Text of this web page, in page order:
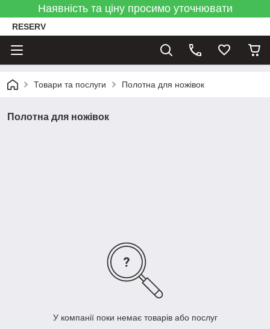
Наявність та ціну просимо уточнювати
RESERV
Товари та послуги Полотна для ножівок
Полотна для ножівок
У компанії поки немає товарів або послуг